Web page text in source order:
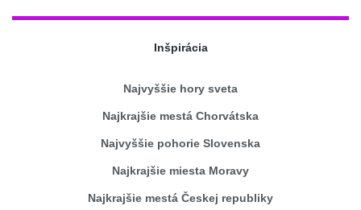
Inšpirácia
Najvyššie hory sveta
Najkrajšie mestá Chorvátska
Najvyššie pohorie Slovenska
Najkrajšie miesta Moravy
Najkrajšie mestá Českej republiky